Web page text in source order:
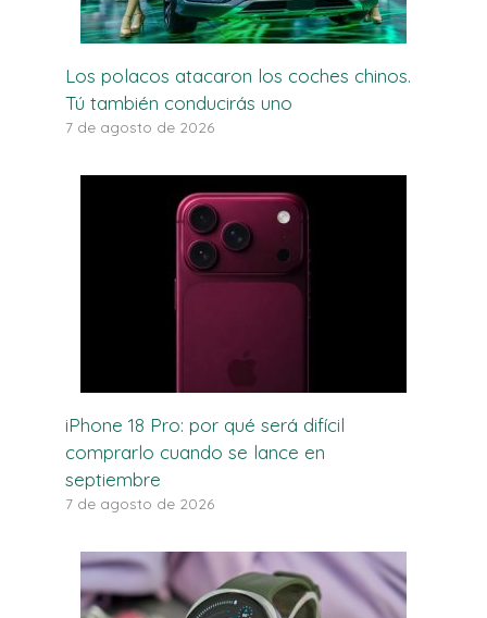
Los polacos atacaron los coches chinos.
Tú también conducirás uno
7 de agosto de 2026
iPhone 18 Pro: por qué será difícil
comprarlo cuando se lance en
septiembre
7 de agosto de 2026